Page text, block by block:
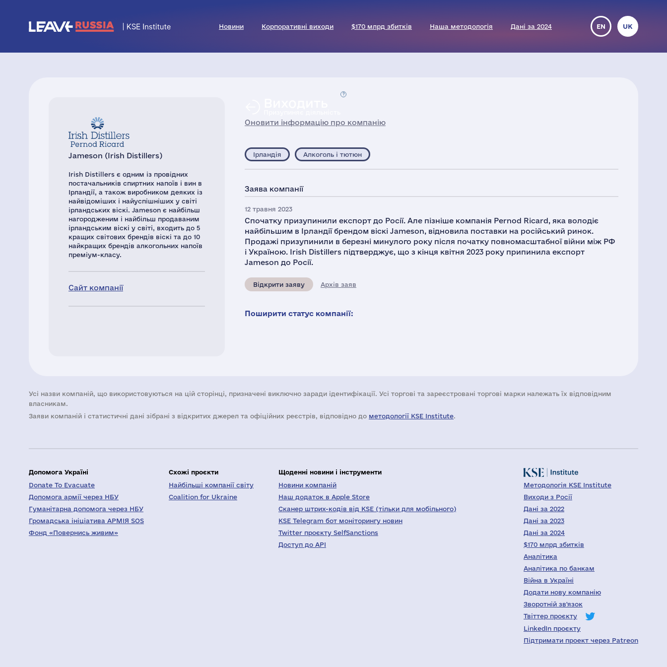
Новини Корпоративні виходи $170 млрд збитків Наша методологія Дані за 2024 EN UK
Jameson (Irish Distillers)
Irish Distillers є одним із провідних
постачальників спиртних напоїв і вин в
Ірландії, а також виробником деяких із
найвідоміших і найуспішніших у світі
ірландських віскі. Jameson є найбільш
нагородженим і найбільш продаваним
ірландським віскі у світі, входить до 5
кращих світових брендів віскі та до 10
найкращих брендів алкогольних напоїв
преміум-класу.
Сайт компанії
Оновити інформацію про компанію
Ірландія Алкоголь і тютюн
Заява компанії
12 травня 2023
Спочатку призупинили експорт до Росії. Але пізніше компанія Pernod Ricard, яка володіє
найбільшим в Ірландії брендом віскі Jameson, відновила поставки на російський ринок.
Продажі призупинили в березні минулого року після початку повномасштабної війни між РФ
і Україною. Irish Distillers підтверджує, що з кінця квітня 2023 року припинила експорт
Jameson до Росії.
Відкрити заяву Архів заяв
Поширити статус компанії:
Усі назви компаній, що використовуються на цій сторінці, призначені виключно заради ідентифікації. Усі торгові та зареєстровані торгові марки належать їх відповідним
власникам.
Заяви компаній i статистичні дані зібрані з відкритих джерел та офіційних реєстрів, відповідно до методології KSE Institute.
Допомога Україні
Donate To Evacuate
Допомога армії через НБУ
Гуманітарна допомога через НБУ
Громадська ініціатива АРМІЯ SOS
Фонд «Повернись живим»
Схожі проєкти
Найбільші компанії світу
Coalition for Ukraine
Щоденні новини і інструменти
Новини компаній
Наш додаток в Apple Store
Сканер штрих-кодів від KSE (тільки для мобільного)
KSE Telegram бот моніторингу новин
Twitter проєкту SelfSanctions
Доступ до API
Методологія KSE Institute
Виходи з Росії
Дані за 2022
Дані за 2023
Дані за 2024
$170 млрд збитків
Аналітика
Аналітика по банкам
Війна в Україні
Додати нову компанію
Зворотній зв'язок
Твіттер проєкту
LinkedIn проєкту
Підтримати проект через Patreon